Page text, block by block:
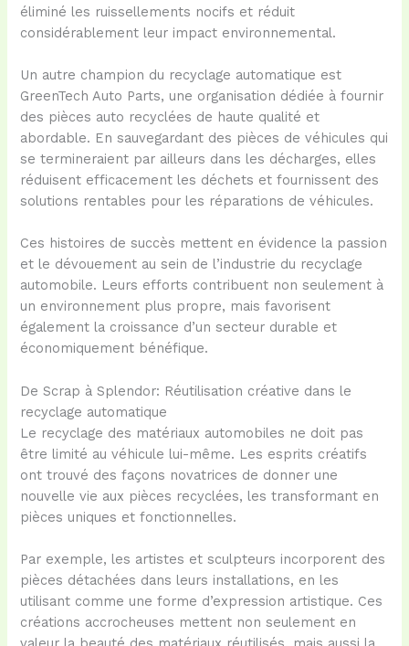
éliminé les ruissellements nocifs et réduit
considérablement leur impact environnemental.
Un autre champion du recyclage automatique est
GreenTech Auto Parts, une organisation dédiée à fournir
des pièces auto recyclées de haute qualité et
abordable. En sauvegardant des pièces de véhicules qui
se termineraient par ailleurs dans les décharges, elles
réduisent efficacement les déchets et fournissent des
solutions rentables pour les réparations de véhicules.
Ces histoires de succès mettent en évidence la passion
et le dévouement au sein de l’industrie du recyclage
automobile. Leurs efforts contribuent non seulement à
un environnement plus propre, mais favorisent
également la croissance d’un secteur durable et
économiquement bénéfique.
De Scrap à Splendor: Réutilisation créative dans le
recyclage automatique
Le recyclage des matériaux automobiles ne doit pas
être limité au véhicule lui-même. Les esprits créatifs
ont trouvé des façons novatrices de donner une
nouvelle vie aux pièces recyclées, les transformant en
pièces uniques et fonctionnelles.
Par exemple, les artistes et sculpteurs incorporent des
pièces détachées dans leurs installations, en les
utilisant comme une forme d’expression artistique. Ces
créations accrocheuses mettent non seulement en